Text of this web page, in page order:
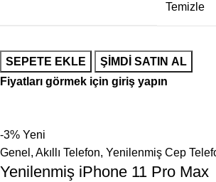
Temizle
SEPETE EKLE
ŞIMDI SATIN AL
Fiyatları görmek için giriş yapın
-3% Yeni
Genel , Akıllı Telefon, Yenilenmiş Cep
Yenilenmiş iPhone 11 Pro Max